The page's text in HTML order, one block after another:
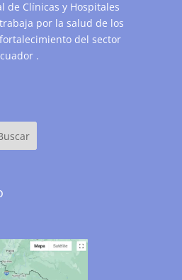
de Clínicas y Hospitales
por la salud de los
del sector
.